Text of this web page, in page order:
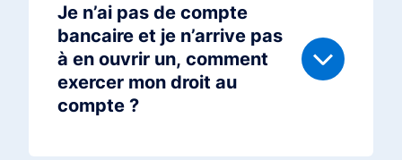
Je n’ai pas de compte
bancaire et je n’arrive pas
à en ouvrir un, comment
exercer mon droit au
compte ?